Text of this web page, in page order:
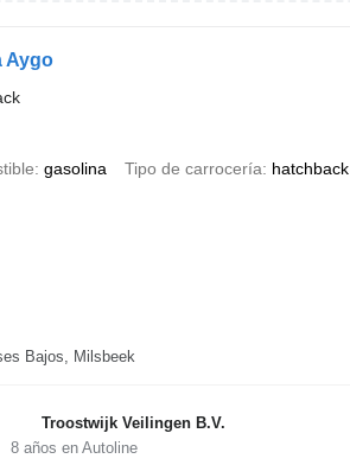
Aygo
gasolina Tipo de carrocería hatchback
Bajos, Milsbeek
Troostwijk Veilingen B.V.
8años en Autoline